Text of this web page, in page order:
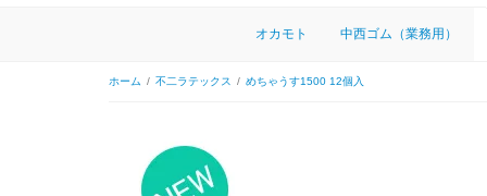
オカモト 中西ゴム（業務用）
ホーム / 不二ラテックス / めちゃうす1500 12個入